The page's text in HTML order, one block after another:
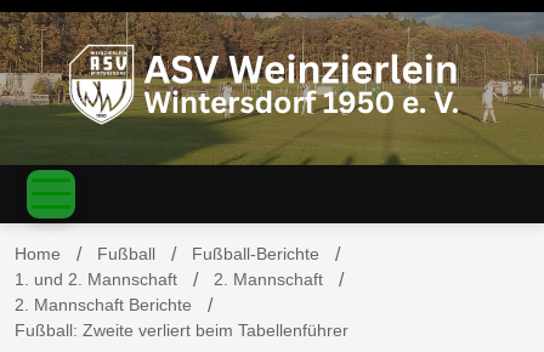
S
k
i
p
c
ASV
Home Fußball
Fußball-Berichte
1. und 2. Mannschaft
2. Mannschaft
2. Mannschaft Berichte
Fußball: Zweite verliert beim Tabellenführer